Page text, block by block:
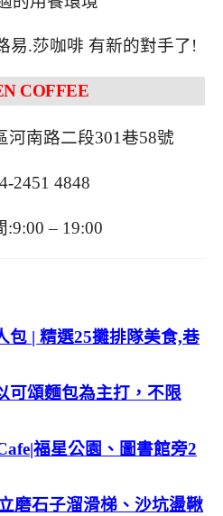
易.莎咖啡 有新的對手了!
COFFEE
河南路二段301巷58號
2451 4848
:9:00 – 19:00
包 | 精選25攤排隊美食,巷
可頌麵包為主打，不限
福星公園、圖書館旁2
磨石子溜滑梯、沙坑盪鞦